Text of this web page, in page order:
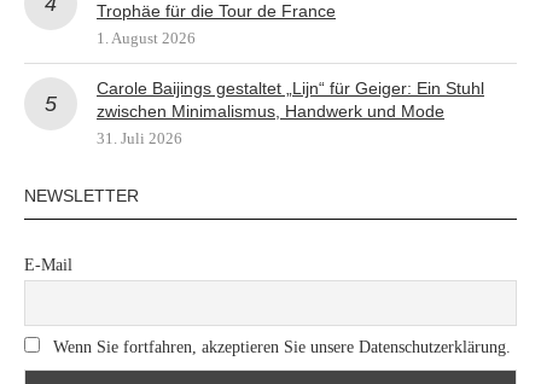
Trophäe für die Tour de France
1. August 2026
Carole Baijings gestaltet „Lijn“ für Geiger: Ein Stuhl
zwischen Minimalismus, Handwerk und Mode
31. Juli 2026
NEWSLETTER
E-Mail
Wenn Sie fortfahren, akzeptieren Sie unsere Datenschutzerklärung.